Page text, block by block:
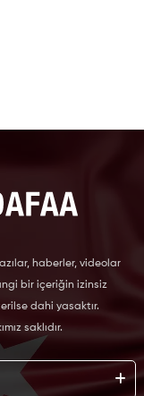
haberler, videolar
bir içeriğin izinsiz
dahi yasaktır.
saklıdır.